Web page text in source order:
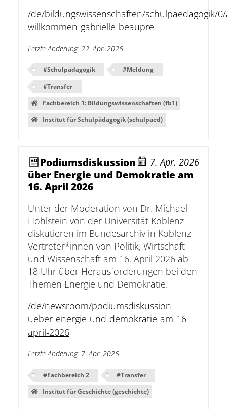
/de/bildungswissenschaften/schulpaedagogik/
willkommen-gabrielle-beaupre
Letzte Änderung: 22. Apr. 2026
#Schulpädagogik #Meldung
#Transfer
Fachbereich 1: Bildungswissenschaften (fb1)
Institut für Schulpädagogik (schulpaed)
7. Apr. 2026
Podiumsdiskussion
über Energie und Demokratie am
16. April 2026
Unter der Moderation von Dr. Michael
Hohlstein von der Universität Koblenz
diskutieren im Bundesarchiv in Koblenz
Vertreter*innen von Politik, Wirtschaft
und Wissenschaft am 16. April 2026 ab
18 Uhr über Herausforderungen bei den
Themen Energie und Demokratie.
/de/newsroom/podiumsdiskussion-
ueber-energie-und-demokratie-am-16-
april-2026
Letzte Änderung: 7. Apr. 2026
#Fachbereich 2 #Transfer
Institut für Geschichte (geschichte)